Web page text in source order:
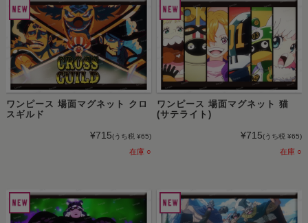
ワンピース 場面マグネット クロ
スギルド
¥715(うち税 ¥65)
在庫 ○
ワンピース 場面マグネット 猫
(サテライト)
¥715(うち税 ¥65)
在庫 ○